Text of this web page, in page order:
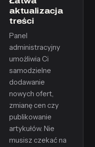
aktualizacja
treści
Panel
administracyjny
umożliwia Ci
samodzielne
dodawanie
nowych ofert,
zmianę cen czy
publikowanie
artykułów. Nie
musisz czekać na